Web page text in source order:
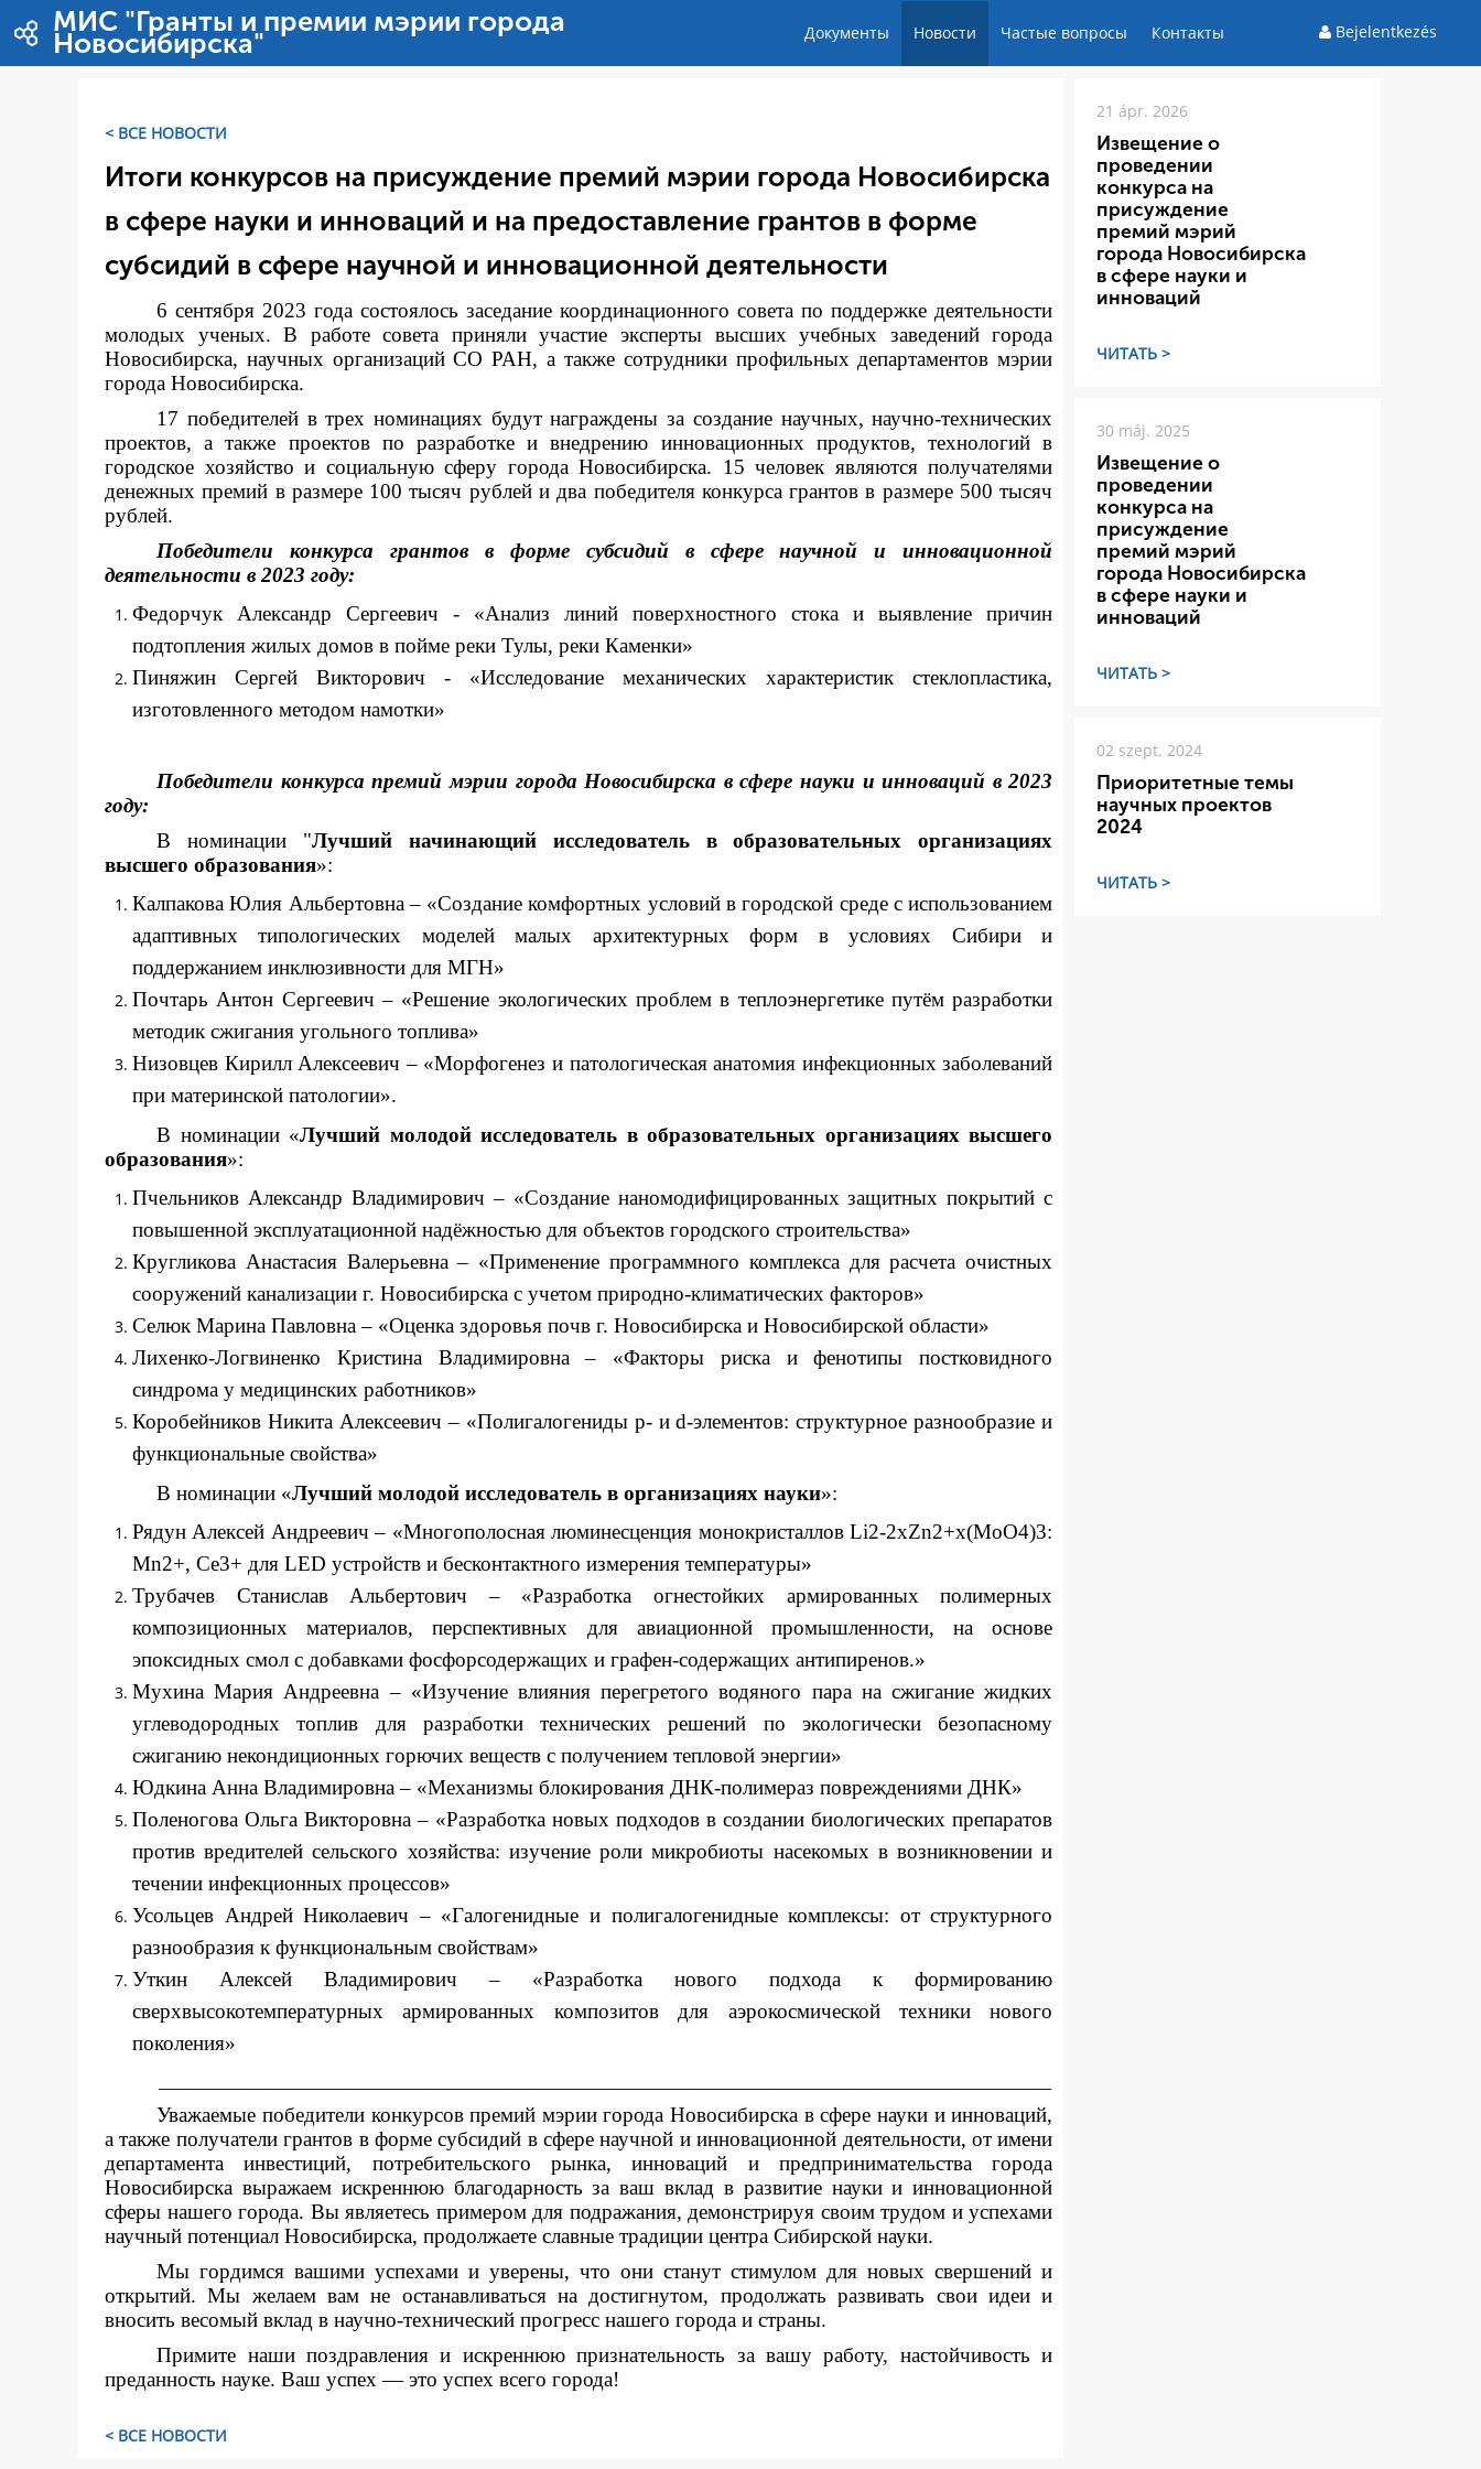
Ugrás a tartalomhoz
МИС "Гранты и премии мэрии города
Новосибирска" Документы Новости Частые вопросы Контакты Bejelentkezés
< ВСЕ НОВОСТИ
Итоги конкурсов на присуждение премий мэрии города Новосибирска
в сфере науки и инноваций и на предоставление грантов в форме
субсидий в сфере научной и инновационной деятельности
6 сентября 2023 года состоялось заседание координационного совета по поддержке деятельности
молодых ученых. В работе совета приняли участие эксперты высших учебных заведений города
Новосибирска, научных организаций СО РАН, а также сотрудники профильных департаментов мэрии
города Новосибирска.
17 победителей в трех номинациях будут награждены за создание научных, научно-технических
проектов, а также проектов по разработке и внедрению инновационных продуктов, технологий в
городское хозяйство и социальную сферу города Новосибирска. 15 человек являются получателями
денежных премий в размере 100 тысяч рублей и два победителя конкурса грантов в размере 500 тысяч
рублей.
Победители конкурса грантов в форме субсидий в сфере научной и инновационной
деятельности в 2023 году:
Федорчук Александр Сергеевич - «Анализ линий поверхностного стока и выявление причин
подтопления жилых домов в пойме реки Тулы, реки Каменки»
Пиняжин Сергей Викторович - «Исследование механических характеристик стеклопластика,
изготовленного методом намотки»
Победители конкурса премий мэрии города Новосибирска в сфере науки и инноваций в 2023
году:
В номинации "Лучший начинающий исследователь в образовательных организациях
высшего образования»:
Калпакова Юлия Альбертовна – «Создание комфортных условий в городской среде с использованием
адаптивных типологических моделей малых архитектурных форм в условиях Сибири и
поддержанием инклюзивности для МГН»
Почтарь Антон Сергеевич – «Решение экологических проблем в теплоэнергетике путём разработки
методик сжигания угольного топлива»
Низовцев Кирилл Алексеевич – «Морфогенез и патологическая анатомия инфекционных заболеваний
при материнской патологии».
В номинации «Лучший молодой исследователь в образовательных организациях высшего
образования»:
Пчельников Александр Владимирович – «Создание наномодифицированных защитных покрытий с
повышенной эксплуатационной надёжностью для объектов городского строительства»
Кругликова Анастасия Валерьевна – «Применение программного комплекса для расчета очистных
сооружений канализации г. Новосибирска с учетом природно-климатических факторов»
Селюк Марина Павловна – «Оценка здоровья почв г. Новосибирска и Новосибирской области»
Лихенко-Логвиненко Кристина Владимировна – «Факторы риска и фенотипы постковидного
синдрома у медицинских работников»
Коробейников Никита Алексеевич – «Полигалогениды p- и d-элементов: структурное разнообразие и
функциональные свойства»
В номинации «Лучший молодой исследователь в организациях науки»:
Рядун Алексей Андреевич – «Многополосная люминесценция монокристаллов Li2-2xZn2+x(MoO4)3:
Mn2+, Ce3+ для LED устройств и бесконтактного измерения температуры»
Трубачев Станислав Альбертович – «Разработка огнестойких армированных полимерных
композиционных материалов, перспективных для авиационной промышленности, на основе
эпоксидных смол с добавками фосфорсодержащих и графен-содержащих антипиренов.»
Мухина Мария Андреевна – «Изучение влияния перегретого водяного пара на сжигание жидких
углеводородных топлив для разработки технических решений по экологически безопасному
сжиганию некондиционных горючих веществ с получением тепловой энергии»
Юдкина Анна Владимировна – «Механизмы блокирования ДНК-полимераз повреждениями ДНК»
Поленогова Ольга Викторовна – «Разработка новых подходов в создании биологических препаратов
против вредителей сельского хозяйства: изучение роли микробиоты насекомых в возникновении и
течении инфекционных процессов»
Усольцев Андрей Николаевич – «Галогенидные и полигалогенидные комплексы: от структурного
разнообразия к функциональным свойствам»
Уткин Алексей Владимирович – «Разработка нового подхода к формированию
сверхвысокотемпературных армированных композитов для аэрокосмической техники нового
поколения»
Уважаемые победители конкурсов премий мэрии города Новосибирска в сфере науки и инноваций,
а также получатели грантов в форме субсидий в сфере научной и инновационной деятельности, от имени
департамента инвестиций, потребительского рынка, инноваций и предпринимательства города
Новосибирска выражаем искреннюю благодарность за ваш вклад в развитие науки и инновационной
сферы нашего города. Вы являетесь примером для подражания, демонстрируя своим трудом и успехами
научный потенциал Новосибирска, продолжаете славные традиции центра Сибирской науки.
Мы гордимся вашими успехами и уверены, что они станут стимулом для новых свершений и
открытий. Мы желаем вам не останавливаться на достигнутом, продолжать развивать свои идеи и
вносить весомый вклад в научно-технический прогресс нашего города и страны.
Примите наши поздравления и искреннюю признательность за вашу работу, настойчивость и
преданность науке. Ваш успех — это успех всего города!
< ВСЕ НОВОСТИ
21 ápr. 2026
Извещение о
проведении
конкурса на
присуждение
премий мэрий
города Новосибирска
в сфере науки и
инноваций
ЧИТАТЬ >
30 máj. 2025
Извещение о
проведении
конкурса на
присуждение
премий мэрий
города Новосибирска
в сфере науки и
инноваций
ЧИТАТЬ >
02 szept. 2024
Приоритетные темы
научных проектов
2024
ЧИТАТЬ >